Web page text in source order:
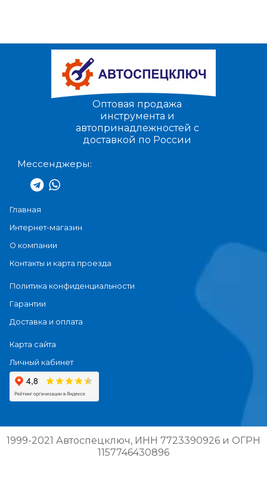
Оптовая продажа
инструмента и
автопринадлежностей с
доставкой по России
Мессенджеры:
Главная
Интернет-магазин
О компании
Контакты и карта проезда
Политика конфиденциальности
Гарантии
Доставка и оплата
Карта сайта
Личный кабинет
1999-2021 Автоспецключ, ИНН 7723390926 и ОГРН
1157746430896